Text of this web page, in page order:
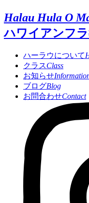
Halau Hula O
ハワイアンフ
ハーラウについて
クラスClass
お知らせ
ブログBlog
お問合わせContact